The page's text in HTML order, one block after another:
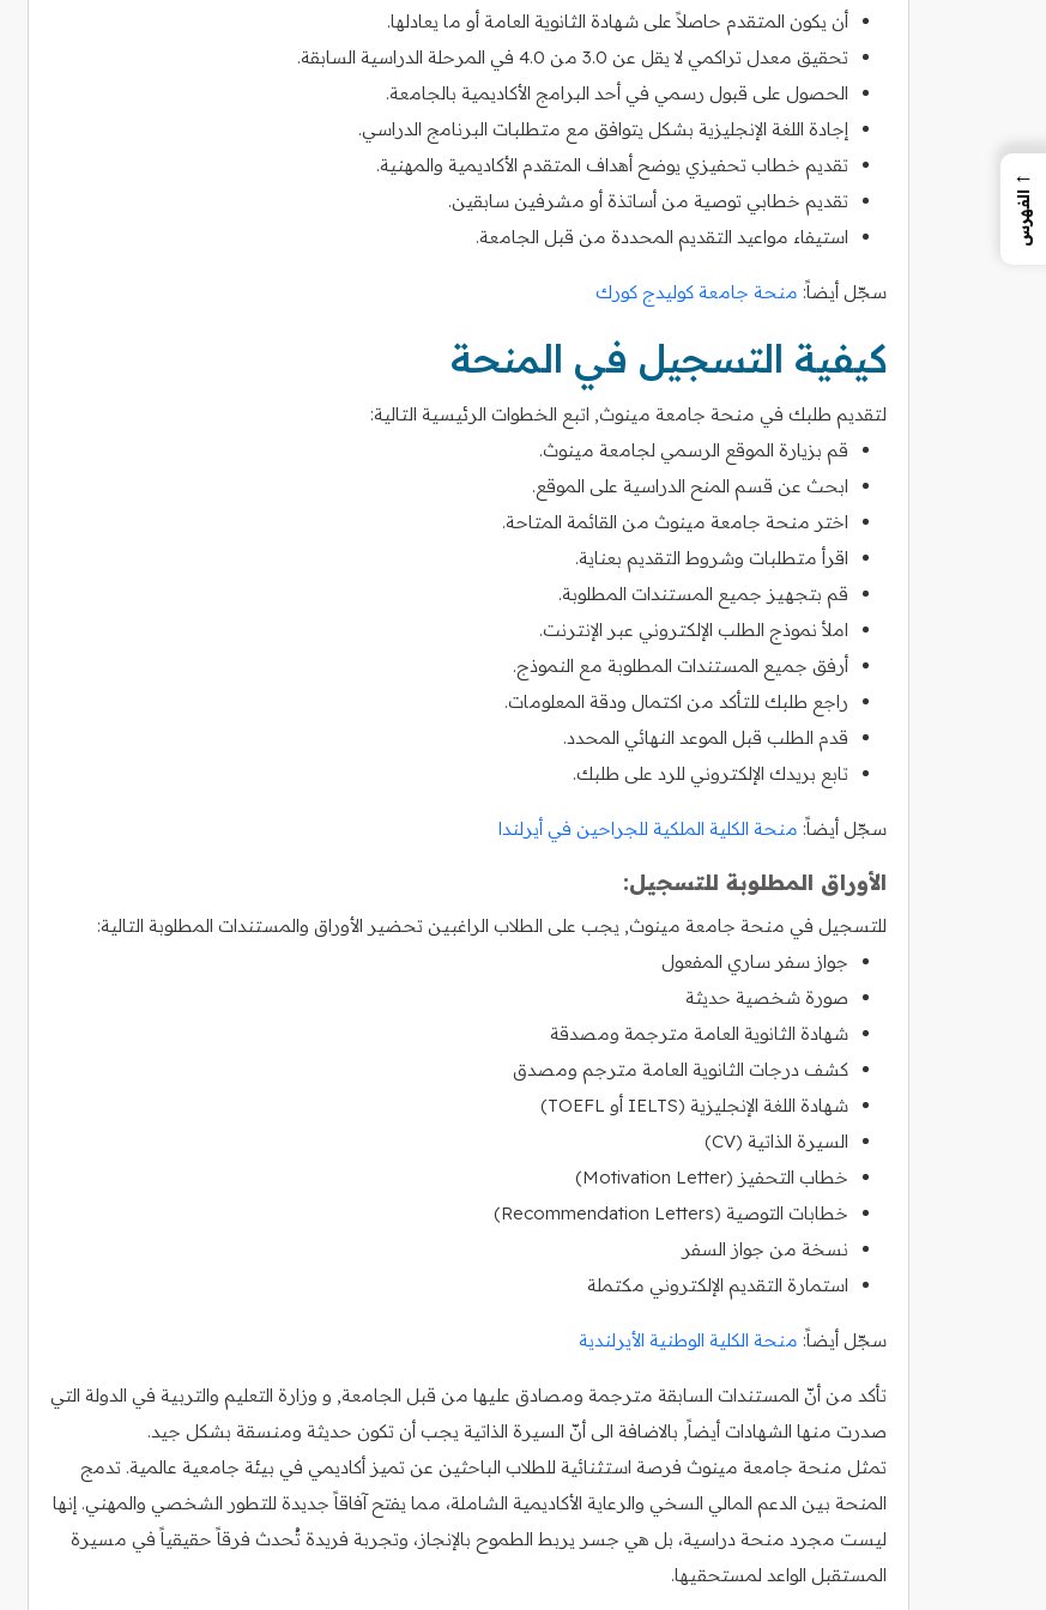
أن يكون المتقدم حاصلاً على شهادة الثانوية العامة أو ما يعادلها.
تحقيق معدل تراكمي لا يقل عن 3.0 من 4.0 في المرحلة الدراسية السابقة.
الحصول على قبول رسمي في أحد البرامج الأكاديمية بالجامعة.
إجادة اللغة الإنجليزية بشكل يتوافق مع متطلبات البرنامج الدراسي.
تقديم خطاب تحفيزي يوضح أهداف المتقدم الأكاديمية والمهنية.
تقديم خطابي توصية من أساتذة أو مشرفين سابقين.
استيفاء مواعيد التقديم المحددة من قبل الجامعة.
سجّل أيضاً: منحة جامعة كوليدج كورك
كيفية التسجيل في المنحة
لتقديم طلبك في منحة جامعة مينوث, اتبع الخطوات الرئيسية التالية:
قم بزيارة الموقع الرسمي لجامعة مينوث.
ابحث عن قسم المنح الدراسية على الموقع.
اختر منحة جامعة مينوث من القائمة المتاحة.
اقرأ متطلبات وشروط التقديم بعناية.
قم بتجهيز جميع المستندات المطلوبة.
املأ نموذج الطلب الإلكتروني عبر الإنترنت.
أرفق جميع المستندات المطلوبة مع النموذج.
راجع طلبك للتأكد من اكتمال ودقة المعلومات.
قدم الطلب قبل الموعد النهائي المحدد.
تابع بريدك الإلكتروني للرد على طلبك.
سجّل أيضاً: منحة الكلية الملكية للجراحين في أيرلندا
الأوراق المطلوبة للتسجيل:
للتسجيل في منحة جامعة مينوث, يجب على الطلاب الراغبين تحضير الأوراق والمستندات المطلوبة التالية:
جواز سفر ساري المفعول
صورة شخصية حديثة
شهادة الثانوية العامة مترجمة ومصدقة
كشف درجات الثانوية العامة مترجم ومصدق
شهادة اللغة الإنجليزية (IELTS أو TOEFL)
السيرة الذاتية (CV)
خطاب التحفيز (Motivation Letter)
خطابات التوصية (Recommendation Letters)
نسخة من جواز السفر
استمارة التقديم الإلكتروني مكتملة
سجّل أيضاً: منحة الكلية الوطنية الأيرلندية
تأكد من أنّ المستندات السابقة مترجمة ومصادق عليها من قبل الجامعة, و وزارة التعليم والتربية في الدولة التي
صدرت منها الشهادات أيضاً, بالاضافة الى أنّ السيرة الذاتية يجب أن تكون حديثة ومنسقة بشكل جيد.
تمثل منحة جامعة مينوث فرصة استثنائية للطلاب الباحثين عن تميز أكاديمي في بيئة جامعية عالمية. تدمج
المنحة بين الدعم المالي السخي والرعاية الأكاديمية الشاملة، مما يفتح آفاقاً جديدة للتطور الشخصي والمهني. إنها
ليست مجرد منحة دراسية، بل هي جسر يربط الطموح بالإنجاز، وتجربة فريدة تُحدث فرقاً حقيقياً في مسيرة
المستقبل الواعد لمستحقيها.
←
الفهرس